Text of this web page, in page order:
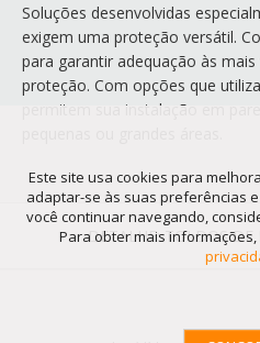
Este site usa cookies para
adaptar-se às suas preferências
você continuar navegando,
Para obter mais
Soluções desenvolvidas
exigem uma proteção versátil.
para garantir adequação às
proteção. Com opções que
permitem sua instalação em
DETALHE: TOLDOS DE